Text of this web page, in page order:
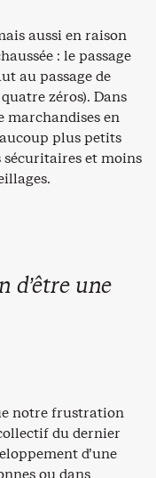
aussi en raison
: le passage
au passage de
zéros). Dans
marchandises en
plus petits
et moins
d’être une
notre frustration
du dernier
d’une
ou dans